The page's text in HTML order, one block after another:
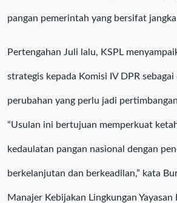
pangan pemerintah yang bersifat
Pertengahan Juli lalu, KSPL
strategis kepada Komisi IV DPR sebagai
perubahan yang perlu jadi
“Usulan ini bertujuan memperkuat
kedaulatan pangan nasional dengan
berkelanjutan dan berkeadilan,” kata
Manajer Kebijakan Lingkungan Yayasan